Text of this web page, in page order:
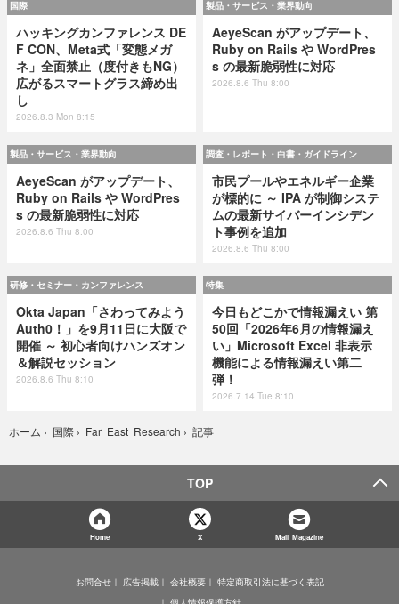
国際
ハッキングカンファレンス DE
F CON、Meta式「変態メガ
ネ」全面禁止（度付きもNG）
広がるスマートグラス締め出
し
2026.8.3 Mon 8:15
製品・サービス・業界動向
AeyeScan がアップデート、
Ruby on Rails や WordPres
s の最新脆弱性に対応
2026.8.6 Thu 8:00
製品・サービス・業界動向
AeyeScan がアップデート、
Ruby on Rails や WordPres
s の最新脆弱性に対応
2026.8.6 Thu 8:00
調査・レポート・白書・ガイドライン
市民プールやエネルギー企業
が標的に ～ IPA が制御システ
ムの最新サイバーインシデン
ト事例を追加
2026.8.6 Thu 8:00
研修・セミナー・カンファレンス
Okta Japan「さわってみよう
Auth0！」を9月11日に大阪で
開催 ～ 初心者向けハンズオン
＆解説セッション
2026.8.6 Thu 8:10
特集
今日もどこかで情報漏えい 第
50回「2026年6月の情報漏え
い」Microsoft Excel 非表示
機能による情報漏えい第二
弾！
2026.7.14 Tue 8:10
ホーム › 国際 › Far East Research › 記事
TOP
Home X Mail Magazine
お問合せ 広告掲載 会社概要
特定商取引法に基づく表記